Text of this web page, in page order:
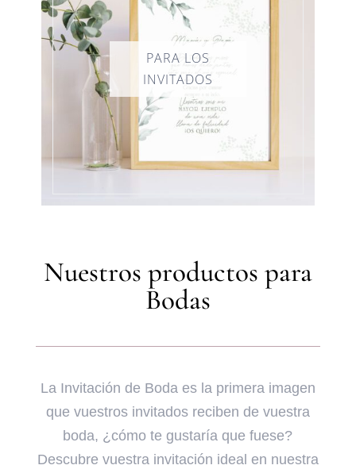
Nuestros productos para
Bodas
La Invitación de Boda es la primera imagen
que vuestros invitados reciben de vuestra
boda, ¿cómo te gustaría que fuese?
Descubre vuestra invitación ideal en nuestra